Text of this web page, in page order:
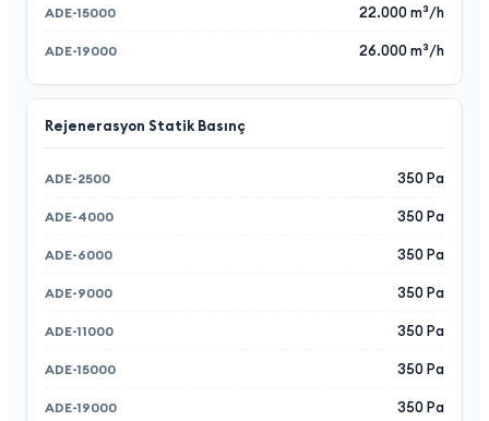
22.000 m³/h
26.000 m³/h
Rejenerasyon Statik Basınç
350 Pa
350 Pa
350 Pa
350 Pa
350 Pa
350 Pa
350 Pa